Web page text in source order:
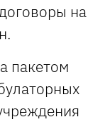
на
пакетом